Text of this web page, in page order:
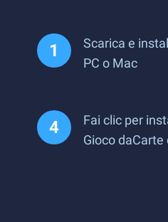
Scarica e
PC o Mac
Fai clic per
Gioco